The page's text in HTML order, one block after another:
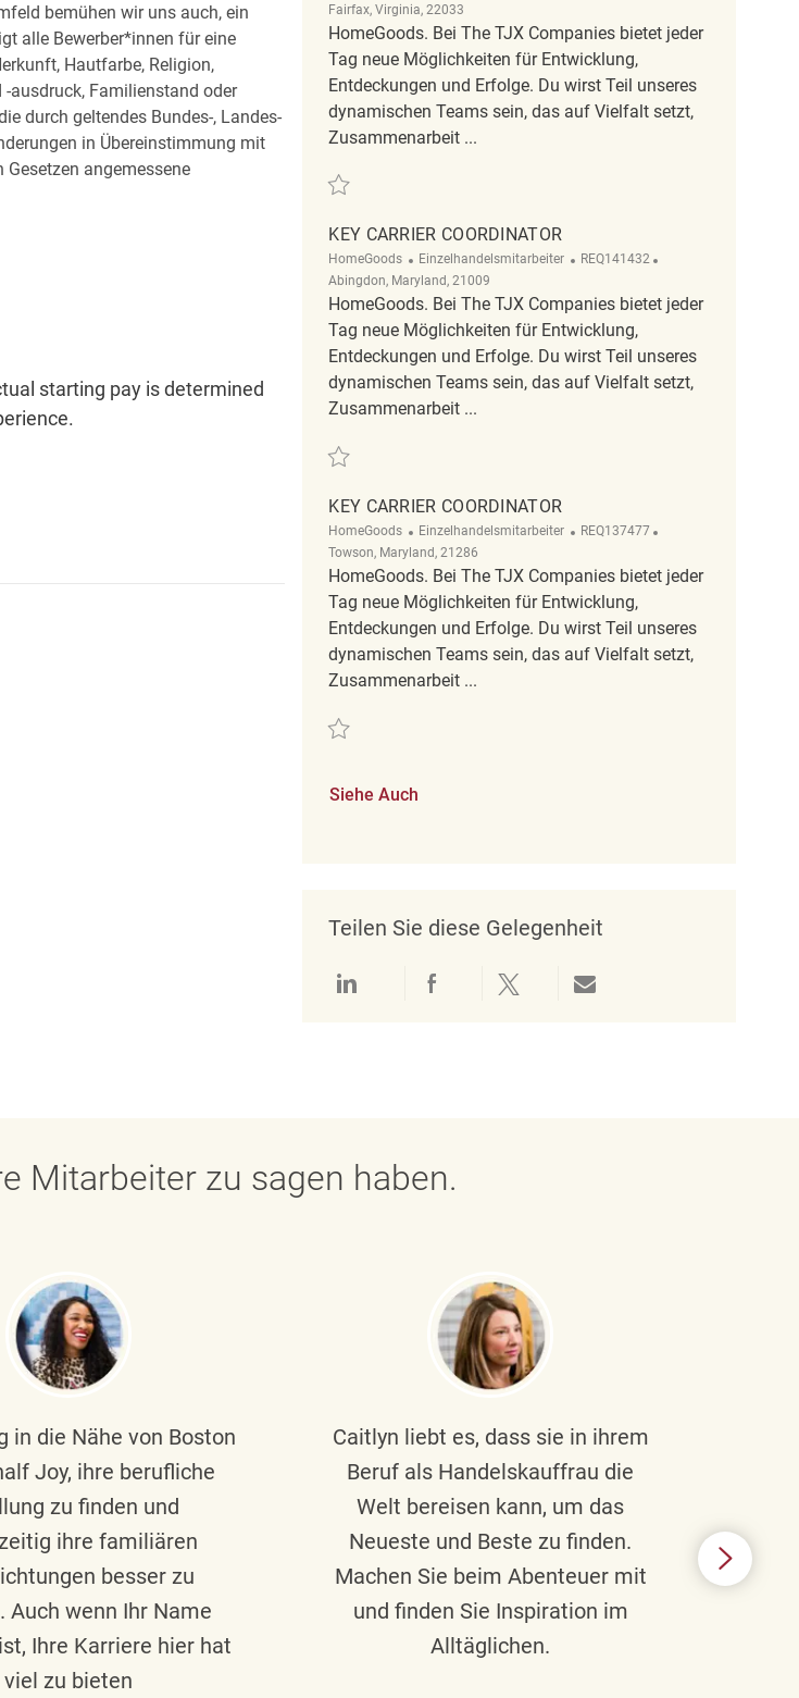
bemühen wir uns auch, ein
alle Bewerber*innen für eine
Hautfarbe, Religion,
-ausdruck, Familienstand oder
durch geltendes Bundes-, Landes-
in Übereinstimmung mit
angemessene
starting pay is determined
Fairfax, Virginia, 22033
HomeGoods. Bei The TJX Companies bietet jeder
Tag neue Möglichkeiten für Entwicklung,
Entdeckungen und Erfolge. Du wirst Teil unseres
dynamischen Teams sein, das auf Vielfalt setzt,
Zusammenarbeit ...
Retten Key Carrier REQ134368
KEY CARRIER COORDINATOR
HomeGoods Kategorie
Einzelhandelsmitarbeiter ReqId
REQ141432
Abingdon, Maryland, 21009
HomeGoods. Bei The TJX Companies bietet jeder
Tag neue Möglichkeiten für Entwicklung,
Entdeckungen und Erfolge. Du wirst Teil unseres
dynamischen Teams sein, das auf Vielfalt setzt,
Zusammenarbeit ...
Retten Key Carrier Coordinator REQ141432
KEY CARRIER COORDINATOR
HomeGoods Kategorie
Einzelhandelsmitarbeiter ReqId
REQ137477
Towson, Maryland, 21286
HomeGoods. Bei The TJX Companies bietet jeder
Tag neue Möglichkeiten für Entwicklung,
Entdeckungen und Erfolge. Du wirst Teil unseres
dynamischen Teams sein, das auf Vielfalt setzt,
Zusammenarbeit ...
Retten Key Carrier Coordinator REQ137477
Siehe Auch
Teilen Sie diese Gelegenheit
Über LinkedIn teilenÜber Facebook teilen
Über Twitter teilenPer E-Mail teilen
Mitarbeiter zu sagen haben.
in die Nähe von Boston
Joy, ihre berufliche
zu finden und
ihre familiären
besser zu
Auch wenn Ihr Name
Ihre Karriere hier hat
viel zu bieten
Caitlyn liebt es, dass sie in ihrem
Beruf als Handelskauffrau die
Welt bereisen kann, um das
Neueste und Beste zu finden.
Machen Sie beim Abenteuer mit
und finden Sie Inspiration im
Alltäglichen.